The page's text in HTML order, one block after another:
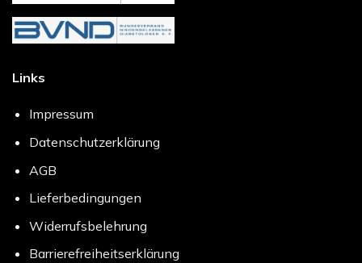
Links
Impressum
Datenschutzerklärung
AGB
Lieferbedingungen
Widerrufsbelehrung
Barrierefreiheitserklärung